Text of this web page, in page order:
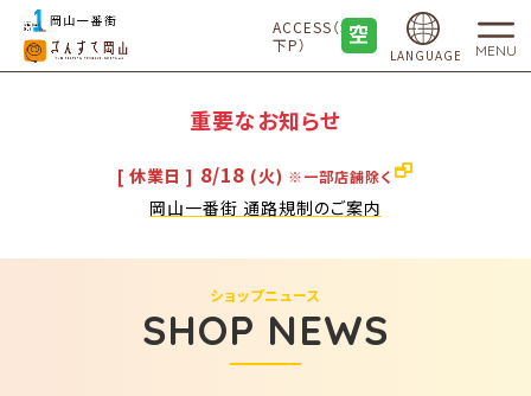
ACCESS（地
下P）
LANGUAGE MENU
重要なお知らせ
[ 休業日 ] 8/18 (火) ※一部店舗除く
岡山一番街 通路規制のご案内
SHOP NEWS
ショップニュース